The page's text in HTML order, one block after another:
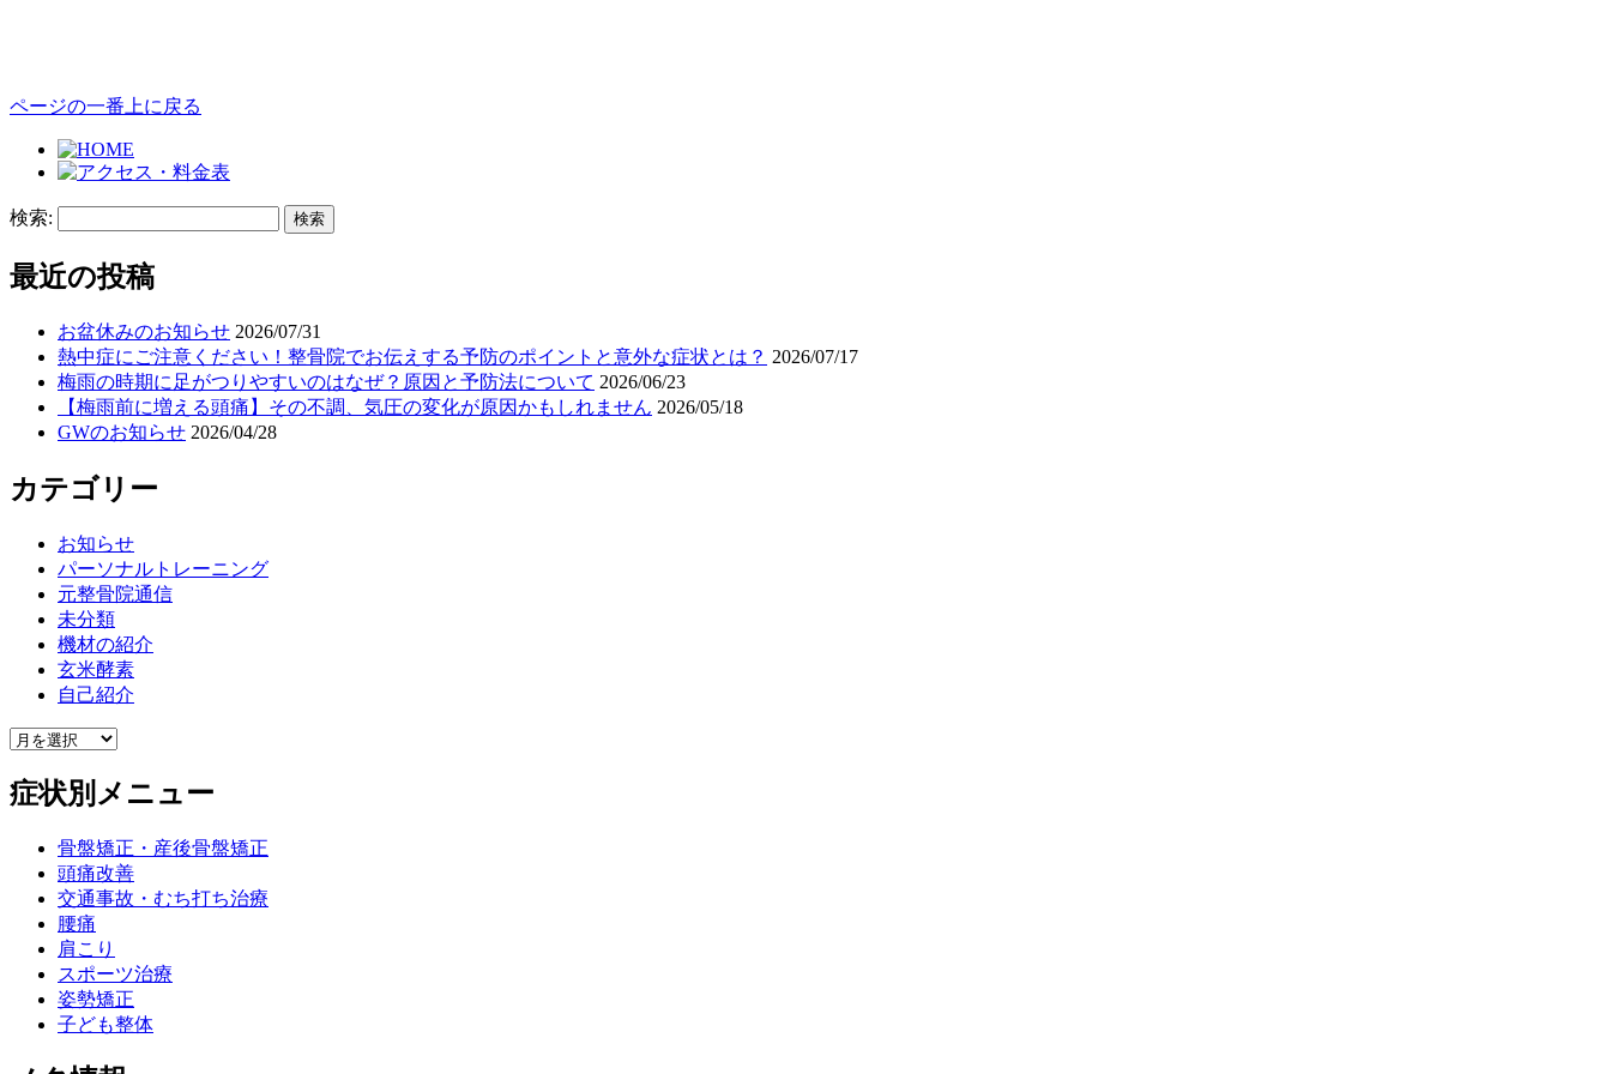
ページの一番上に戻る
検索:
最近の投稿
お盆休みのお知らせ 2026/07/31
熱中症にご注意ください！整骨院でお伝えする予防のポイントと意外な症状とは？ 2026/07/17
梅雨の時期に足がつりやすいのはなぜ？原因と予防法について 2026/06/23
【梅雨前に増える頭痛】その不調、気圧の変化が原因かもしれません 2026/05/18
GWのお知らせ 2026/04/28
カテゴリー
お知らせ
パーソナルトレーニング
元整骨院通信
未分類
機材の紹介
玄米酵素
自己紹介
症状別メニュー
骨盤矯正・産後骨盤矯正
頭痛改善
交通事故・むち打ち治療
腰痛
肩こり
スポーツ治療
姿勢矯正
子ども整体